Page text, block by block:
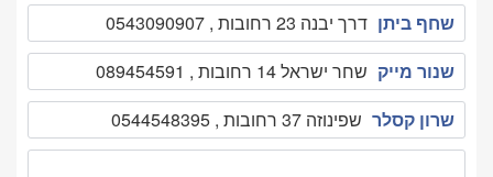
שחף ביתן דרך יבנה 23 רחובות , 0543090907
שנור מייק שחר ישראל 14 רחובות , 089454591
שרון קסלר שפינוזה 37 רחובות , 0544548395